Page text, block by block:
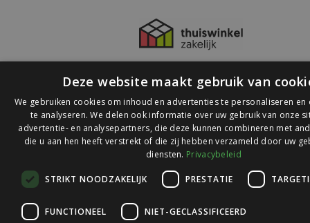
© 2026 Ledlichtdiscounter.nl
op
Webwinkelkeur
Deze website maakt gebruik van
We gebruiken cookies om inhoud en advertenties te personaliseren en
te analyseren. We delen ook informatie over uw gebruik van onze
advertentie- en analysepartners, die deze kunnen combineren met
die u aan hen heeft verstrekt of die zij hebben verzameld door uw
diensten. Privacybeleid
STRIKT NOODZAKELIJK PRESTATIE
FUNCTIONEEL NIET-GECLASSIFICEERD